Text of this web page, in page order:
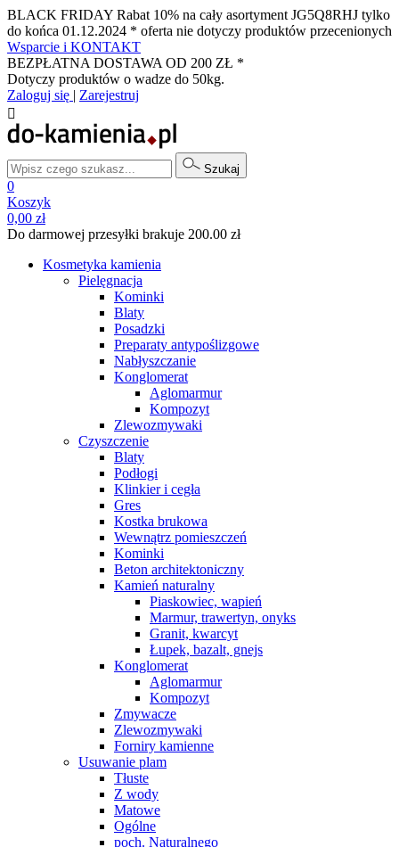
BLACK FRIDAY Rabat 10% na cały asortyment JG5Q8RHJ tylko
do końca 01.12.2024 * oferta nie dotyczy produktów przecenionych
Wsparcie i KONTAKT
BEZPŁATNA DOSTAWA OD 200 ZŁ *
Dotyczy produktów o wadze do 50kg.
Zaloguj się | Zarejestruj

Szukaj
0
Koszyk
0,00 zł
Do darmowej przesyłki brakuje 200.00 zł
Kosmetyka kamienia
Pielęgnacja
Kominki
Blaty
Posadzki
Preparaty antypoślizgowe
Nabłyszczanie
Konglomerat
Aglomarmur
Kompozyt
Zlewozmywaki
Czyszczenie
Blaty
Podłogi
Klinkier i cegła
Gres
Kostka brukowa
Wewnątrz pomieszczeń
Kominki
Beton architektoniczny
Kamień naturalny
Piaskowiec, wapień
Marmur, trawertyn, onyks
Granit, kwarcyt
Łupek, bazalt, gnejs
Konglomerat
Aglomarmur
Kompozyt
Zmywacze
Zlewozmywaki
Forniry kamienne
Usuwanie plam
Tłuste
Z wody
Matowe
Ogólne
poch. Naturalnego